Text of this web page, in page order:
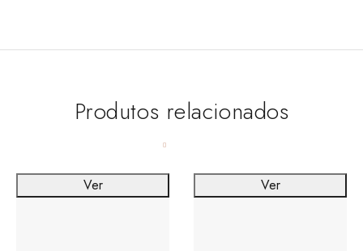
Produtos relacionados
Ver Ver